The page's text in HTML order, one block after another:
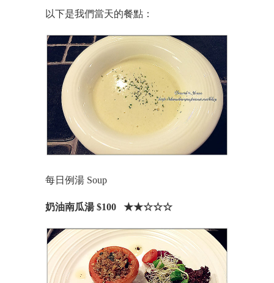
以下是我們當天的餐點：
每日例湯 Soup
奶油南瓜湯 $100 ★★☆☆☆